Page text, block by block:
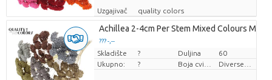
Uzgajivač quality colors
Achillea 2-4cm Per Stem Mixed Colours
??? -,--
Cijena po komadu
Skladište ? Duljina
60
Ukupno:
?